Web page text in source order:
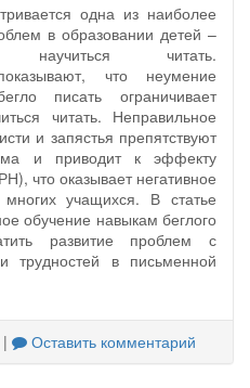
одна из наиболее
в образовании детей –
научиться читать.
что неумение
писать ограничивает
читать. Неправильное
и запястья препятствуют
и приводит к эффекту
что оказывает негативное
учащихся. В статье
обучение навыкам беглого
развитие проблем с
трудностей в письменной
| Оставить комментарий